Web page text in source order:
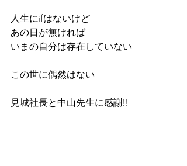
人生にifはないけど
あの日が無ければ
いまの自分は存在していない
この世に偶然はない
見城社長と中山先生に感謝‼️